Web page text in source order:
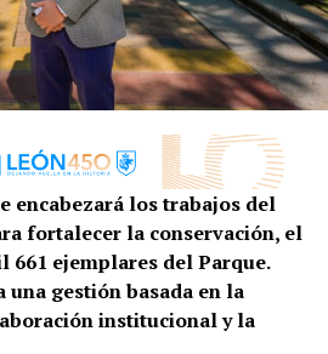
industrial, impulsando una
competitiva, diversificada y
nuevos mercados.
pública de nuestra presidenta
ponemos a las personas en
es por ello que
de la primera infancia de
política pública efectiva”,
ejecutiva de SIPINNA León,
que garantizar entornos
es una responsabilidad
iniciativa privada,
encabezará los trabajos del
fortalecer la conservación, el
661 ejemplares del Parque.
una gestión basada en la
institucional y la